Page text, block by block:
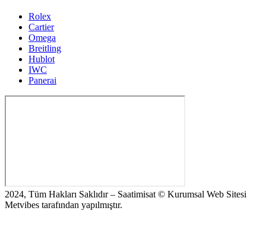
Rolex
Cartier
Omega
Breitling
Hublot
IWC
Panerai
2024, Tüm Hakları Saklıdır – Saatimisat © Kurumsal Web Sitesi
Metvibes tarafından yapılmıştır.